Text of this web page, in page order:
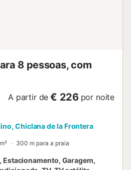
8 pessoas, com
A partir de € 226 por noite
Chiclana de la Frontera
300 m para a praia
Garagem,